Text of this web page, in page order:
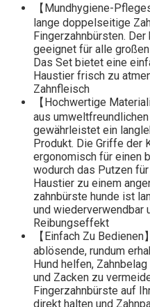
【Mundhygiene-
lange doppelseitige
Fingerzahnbürsten.
geeignet für alle
Das Set bietet eine
Haustier frisch zu
Zahnfleisch
【Hochwertige
aus
gewährleistet ein
Produkt. Die Griffe der
ergonomisch für einen
wodurch das Putzen
Haustier zu einem
zahnbürste hunde ist
und wiederverwendbar
Reibungseffekt
【Einfach Zu
ablösende, rundum
Hund helfen,
und Zacken zu
Fingerzahnbürste auf
direkt halten und